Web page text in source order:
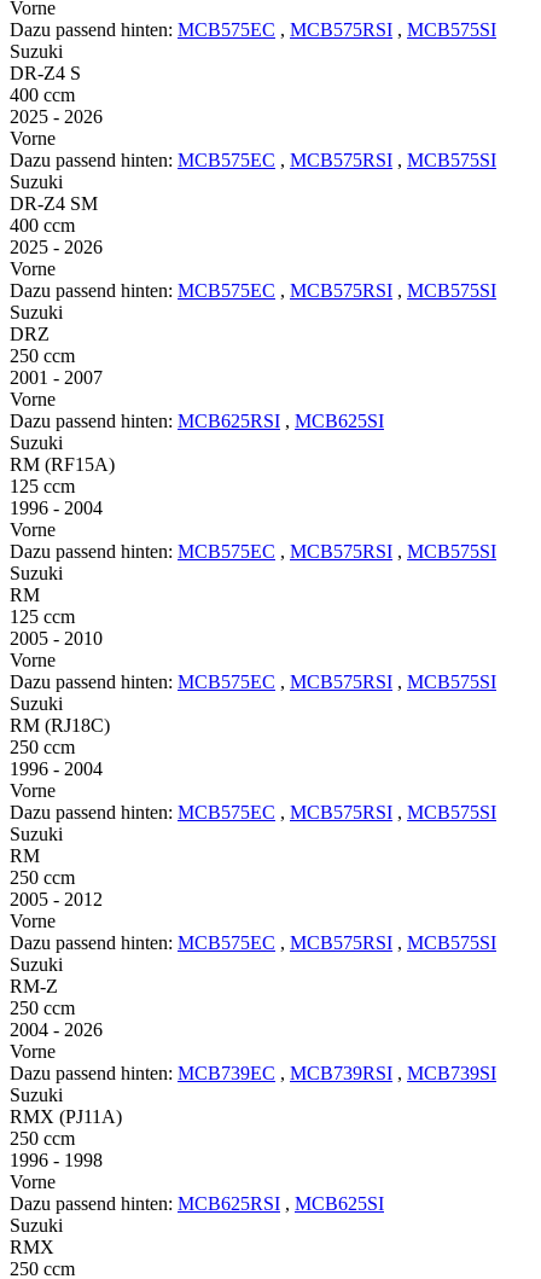
Vorne
Dazu passend hinten: MCB575EC , MCB575RSI , MCB575SI
Suzuki
DR-Z4 S
400 ccm
2025 - 2026
Vorne
Dazu passend hinten: MCB575EC , MCB575RSI , MCB575SI
Suzuki
DR-Z4 SM
400 ccm
2025 - 2026
Vorne
Dazu passend hinten: MCB575EC , MCB575RSI , MCB575SI
Suzuki
DRZ
250 ccm
2001 - 2007
Vorne
Dazu passend hinten: MCB625RSI , MCB625SI
Suzuki
RM (RF15A)
125 ccm
1996 - 2004
Vorne
Dazu passend hinten: MCB575EC , MCB575RSI , MCB575SI
Suzuki
RM
125 ccm
2005 - 2010
Vorne
Dazu passend hinten: MCB575EC , MCB575RSI , MCB575SI
Suzuki
RM (RJ18C)
250 ccm
1996 - 2004
Vorne
Dazu passend hinten: MCB575EC , MCB575RSI , MCB575SI
Suzuki
RM
250 ccm
2005 - 2012
Vorne
Dazu passend hinten: MCB575EC , MCB575RSI , MCB575SI
Suzuki
RM-Z
250 ccm
2004 - 2026
Vorne
Dazu passend hinten: MCB739EC , MCB739RSI , MCB739SI
Suzuki
RMX (PJ11A)
250 ccm
1996 - 1998
Vorne
Dazu passend hinten: MCB625RSI , MCB625SI
Suzuki
RMX
250 ccm